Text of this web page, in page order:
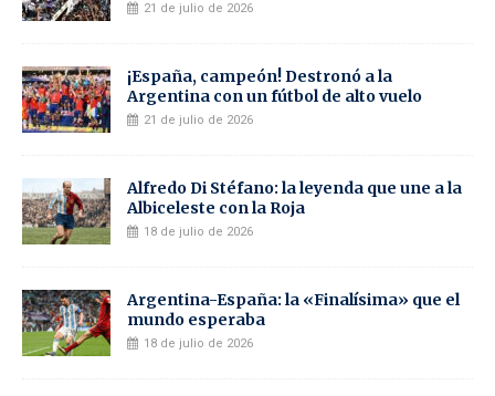
21 de julio de 2026
¡España, campeón! Destronó a la
Argentina con un fútbol de alto vuelo
21 de julio de 2026
Alfredo Di Stéfano: la leyenda que une a la
Albiceleste con la Roja
18 de julio de 2026
Argentina-España: la «Finalísima» que el
mundo esperaba
18 de julio de 2026